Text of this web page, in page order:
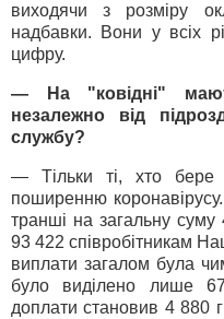
виходячи з розміру
надбавки. Вони у всіх
цифру.
— На "ковідні"
незалежно від
службу?
— Тільки ті, хто бере
поширенню
транші на загальну
93 422 співробітникам
виплати загалом була
було виділено лише
доплати становив 4 880